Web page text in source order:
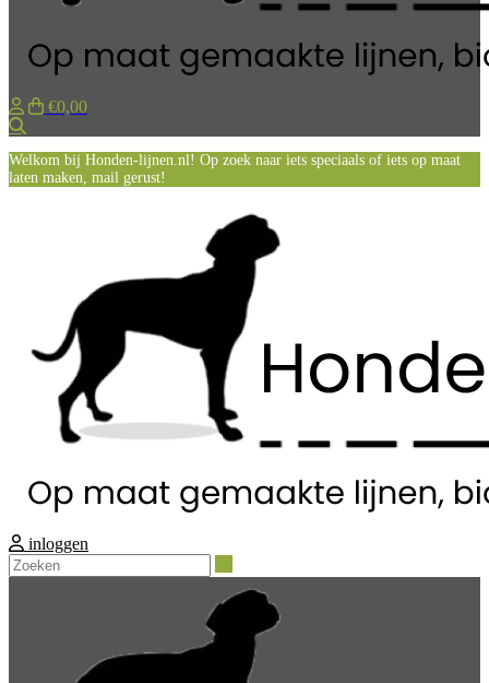
€0,00
Welkom bij Honden-lijnen.nl! Op zoek naar iets speciaals of iets op maat
laten maken, mail gerust!
inloggen